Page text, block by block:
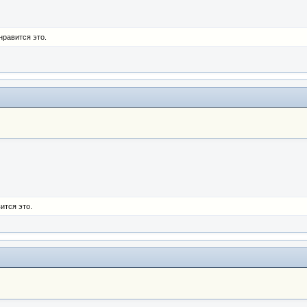
это.
это.